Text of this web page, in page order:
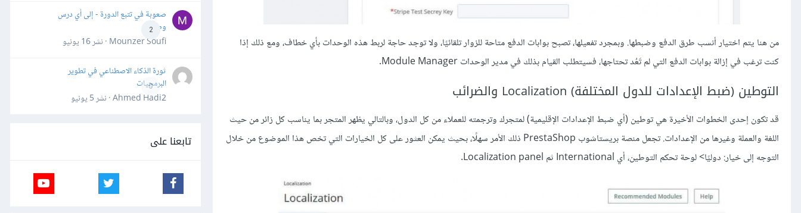
من هنا يتم اختيار أنسب طرق الدفع وضبطها. وبمجرد تفعيلها، تصبح بوابات الدفع متاحة للزوار تلقائيًا، ولا توجد حاجة لربط هذه الوحدات بأي خطاف، ومع ذلك إذا
كنت ترغب في إزالة بوابات الدفع التي لم تَعُد تحتاجها، فسيتطلب القيام بذلك في مدير الوحدات Module Manager.
التوطين (ضبط الإعدادات للدول المختلفة) Localization والضرائب
قد تكون إحدى الخطوات الأخيرة هي توطين (أي ضبط الإعدادات الإقليمية) لمتجرك وترجمته للعملاء من كل الدول، وبالتالي يظهر المتجر بما يناسب كل زائر من حيث
اللغة والعملة وغيرها من الإعدادات. تجعل منصة بريستاشوب PrestaShop ذلك الأمر سهلًا، بحيث يمكن العثور على كل الخيارات التي تخص هذا الموضوع من خلال
التوجه إلى خيار: دوليًا> لوحة تحكم التوطين، أي International ثم Localization panel.
2
صعوبة في تتبع الدورة - إلى أي درس
وصلت؟
Mounzer Soufi · نشر
16 يونيو
0
ثورة الذكاء الاصطناعي في تطوير
البرمجيات
Ahmed Hadi2 · نشر
5 يونيو
تابعنا على